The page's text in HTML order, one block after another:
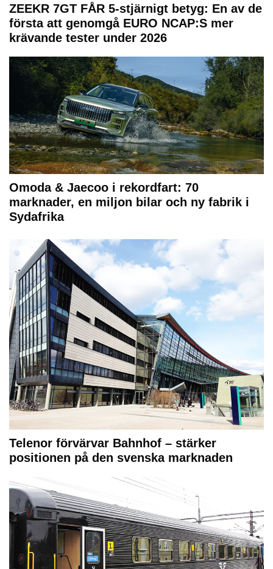
ZEEKR 7GT FÅR 5-stjärnigt betyg: En av de
första att genomgå EURO NCAP:S mer
krävande tester under 2026
Omoda & Jaecoo i rekordfart: 70
marknader, en miljon bilar och ny fabrik i
Sydafrika
Telenor förvärvar Bahnhof – stärker
positionen på den svenska marknaden